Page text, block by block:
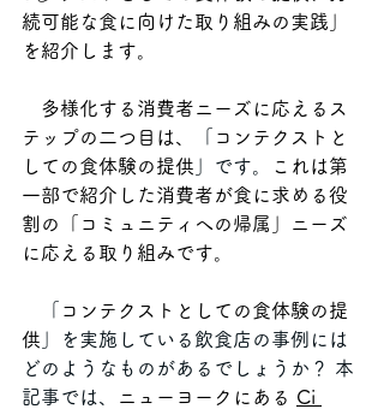
続可能な食に向けた取り組みの実践」
を紹介します。
多様化する消費者ニーズに応えるス
テップの二つ目は、
コンテクストと
しての食体験の提供 」です。
これは第
一部で紹介した消費者が食に求める役
割の「コミュニティへの帰属」ニーズ
に応える取り組みです。
コンテクストとしての食体験の提
供 」を実施している飲食店の事例には
どのようなものがあるでしょうか？ 本
記事では、
ニューヨークにある Ci